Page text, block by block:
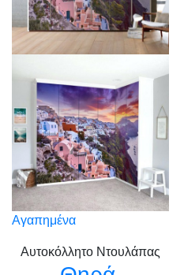
Αγαπημένα
Αυτοκόλλητο Ντουλάπας